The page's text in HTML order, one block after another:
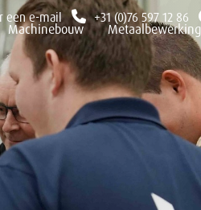
een e-mail +31 (0)76 597 12 86
Machinebouw Metaalbewerking